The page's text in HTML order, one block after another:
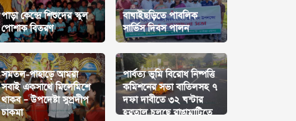
পাড়া কেন্দ্রে শিশুদের স্কুল
পোশাক বিতরণ
বাঘাইছড়িতে পাবলিক
সার্ভিস দিবস পালন
সমতল-পাহাড়ে আমরা
সবাই একসাথে মিলেমিশে
থাকব – উপদেষ্টা সুপ্রদীপ
চাকমা
পার্বত্য ভুমি বিরোধ নিষ্পত্তি
কমিশনের সভা বাতিলসহ ৭
দফা দাবীতে ৩২ ঘন্টার
হরতাল চলছে রাঙামাটিতে